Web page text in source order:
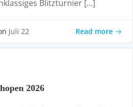
Blitzturnier […]
Juli 22 Read more
2026